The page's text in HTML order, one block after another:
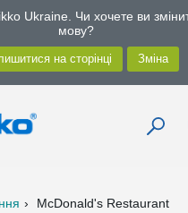
Ukraine. Чи хочете ви
мову?
McDonald's Restaurant